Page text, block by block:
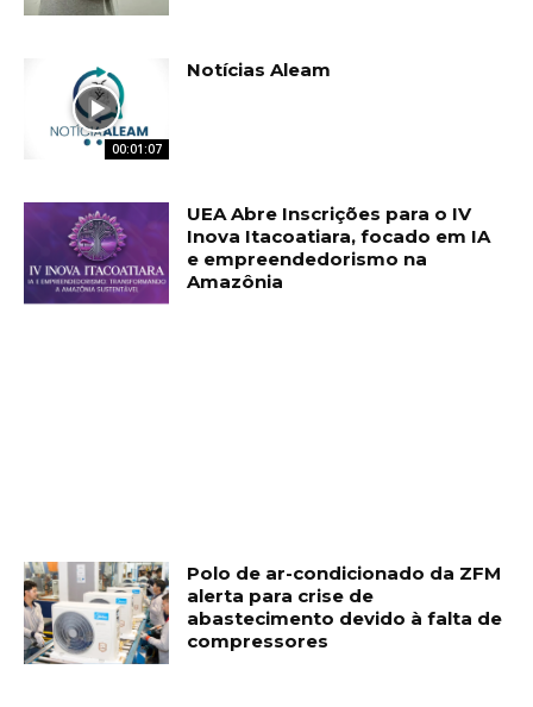
00:01:07
Notícias Aleam
UEA Abre Inscrições para o IV
Inova Itacoatiara, focado em IA
e empreendedorismo na
Amazônia
Polo de ar-condicionado da ZFM
alerta para crise de
abastecimento devido à falta de
compressores